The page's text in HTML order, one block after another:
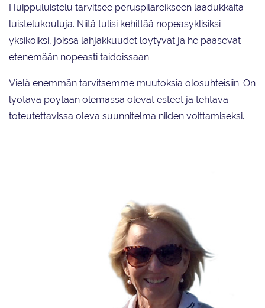
Huippuluistelu tarvitsee peruspilareikseen laadukkaita
luistelukouluja. Niitä tulisi kehittää nopeasyklisiksi
yksiköiksi, joissa lahjakkuudet löytyvät ja he pääsevät
etenemään nopeasti taidoissaan.
Vielä enemmän tarvitsemme muutoksia olosuhteisiin. On
lyötävä pöytään olemassa olevat esteet ja tehtävä
toteutettavissa oleva suunnitelma niiden voittamiseksi.